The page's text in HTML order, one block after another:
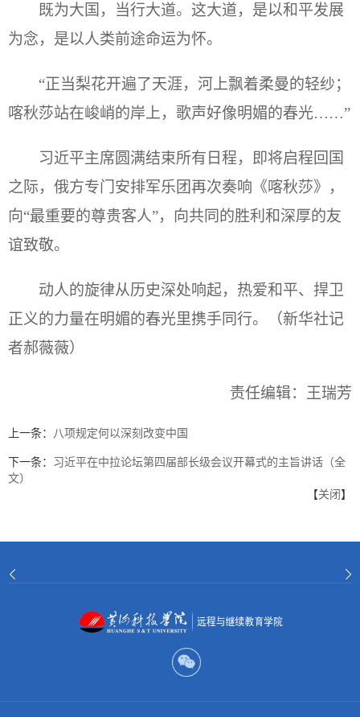
既为大国，当行大道。这大道，是以和平发展
为念，是以人类前途命运为怀。
“正当梨花开遍了天涯，河上飘着柔曼的轻纱；
喀秋莎站在峻峭的岸上，歌声好像明媚的春光……”
习近平主席圆满结束所有日程，即将启程回国
之际，俄方专门安排军乐团再次奏响《喀秋莎》，
向“最重要的尊贵客人”，向共同的胜利和深厚的友
谊致敬。
动人的旋律从历史深处响起，热爱和平、捍卫
正义的力量在明媚的春光里携手同行。（新华社记
者郝薇薇）
责任编辑：王瑞芳
上一条： 八项规定何以深刻改变中国
下一条：
习近平在中拉论坛第四届部长级会议开幕式的主旨讲话（全
文）
【关闭 】